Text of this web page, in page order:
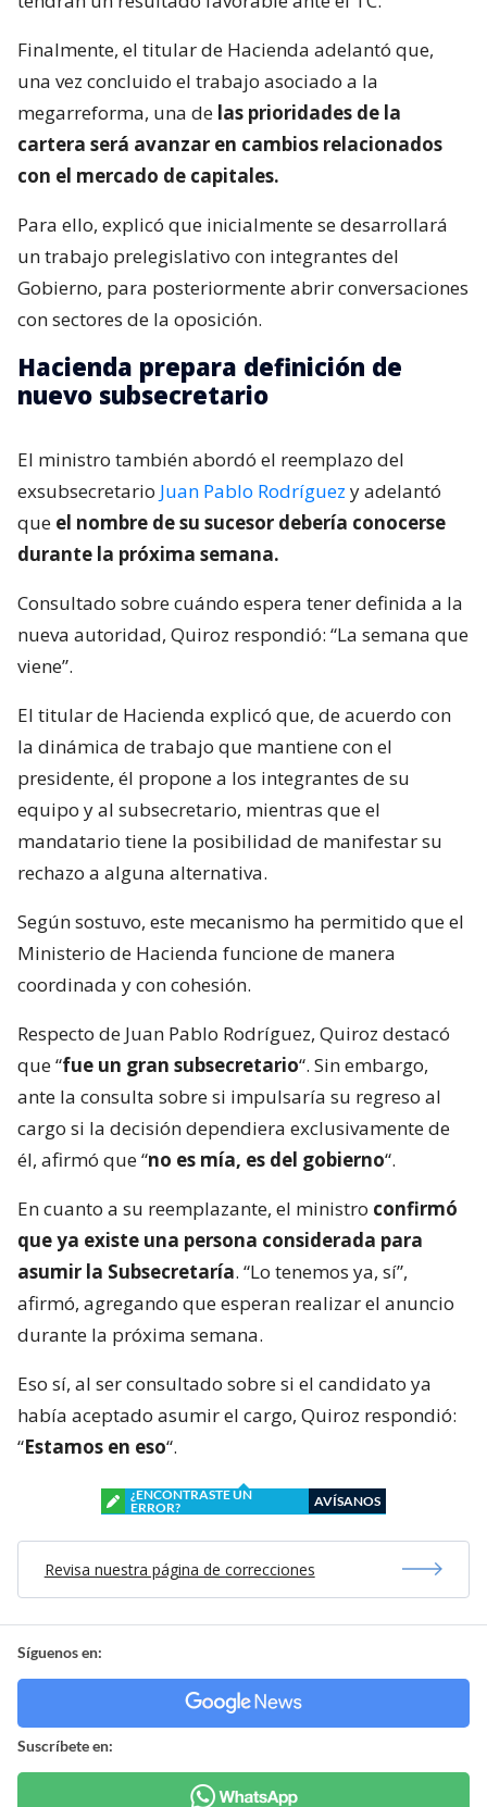
Finalmente, el titular de Hacienda adelantó que,
una vez concluido el trabajo asociado a la
megarreforma, una de las prioridades de la
cartera será avanzar en cambios relacionados
con el mercado de capitales.
Para ello, explicó que inicialmente se desarrollará
un trabajo prelegislativo con integrantes del
Gobierno, para posteriormente abrir conversaciones
con sectores de la oposición.
Hacienda prepara definición de
nuevo subsecretario
El ministro también abordó el reemplazo del
exsubsecretario Juan Pablo Rodríguez y adelantó
que el nombre de su sucesor debería conocerse
durante la próxima semana.
Consultado sobre cuándo espera tener definida a la
nueva autoridad, Quiroz respondió: “La semana que
viene”.
El titular de Hacienda explicó que, de acuerdo con
la dinámica de trabajo que mantiene con el
presidente, él propone a los integrantes de su
equipo y al subsecretario, mientras que el
mandatario tiene la posibilidad de manifestar su
rechazo a alguna alternativa.
Según sostuvo, este mecanismo ha permitido que el
Ministerio de Hacienda funcione de manera
coordinada y con cohesión.
Respecto de Juan Pablo Rodríguez, Quiroz destacó
que “fue un gran subsecretario“. Sin embargo,
ante la consulta sobre si impulsaría su regreso al
cargo si la decisión dependiera exclusivamente de
él, afirmó que “no es mía, es del gobierno“.
En cuanto a su reemplazante, el ministro confirmó
que ya existe una persona considerada para
asumir la Subsecretaría. “Lo tenemos ya, sí”,
afirmó, agregando que esperan realizar el anuncio
durante la próxima semana.
Eso sí, al ser consultado sobre si el candidato ya
había aceptado asumir el cargo, Quiroz respondió:
“Estamos en eso“.
¿ENCONTRASTE UN
ERROR?
AVÍSANOS
Revisa nuestra página de correcciones
Síguenos en:
Suscríbete en: